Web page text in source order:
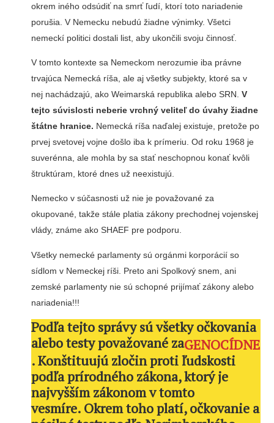
okrem iného odsúdiť na smrť ľudí, ktorí toto nariadenie
porušia. V Nemecku nebudú žiadne výnimky. Všetci
nemeckí politici dostali list, aby ukončili svoju činnosť.
V tomto kontexte sa Nemeckom nerozumie iba právne
trvajúca Nemecká ríša, ale aj všetky subjekty, ktoré sa v
nej nachádzajú, ako Weimarská republika alebo SRN. V
tejto súvislosti neberie vrchný veliteľ do úvahy žiadne
štátne hranice. Nemecká ríša naďalej existuje, pretože po
prvej svetovej vojne došlo iba k prímeriu. Od roku 1968 je
suverénna, ale mohla by sa stať neschopnou konať kvôli
štruktúram, ktoré dnes už neexistujú.
Nemecko v súčasnosti už nie je považované za
okupované, takže stále platia zákony prechodnej vojenskej
vlády, známe ako SHAEF pre podporu.
Všetky nemecké parlamenty sú orgánmi korporácií so
sídlom v Nemeckej ríši. Preto ani Spolkový snem, ani
zemské parlamenty nie sú schopné prijímať zákony alebo
nariadenia!!!
Podľa tejto správy sú všetky očkovania
alebo testy považované zaGENOCÍDNE
. Konštituujú zločin proti ľudskosti
podľa prírodného zákona, ktorý je
najvyšším zákonom v tomto
vesmíre. Okrem toho platí, očkovanie a